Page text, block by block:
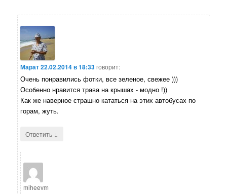
Марат22.02.2014 в 18:33говорит:
Очень понравились фотки, все зеленое, свежее )))
Особенно нравится трава на крышах - модно !))
Как же наверное страшно кататься на этих автобусах по
горам, жуть.
Ответить ↓
miheevm